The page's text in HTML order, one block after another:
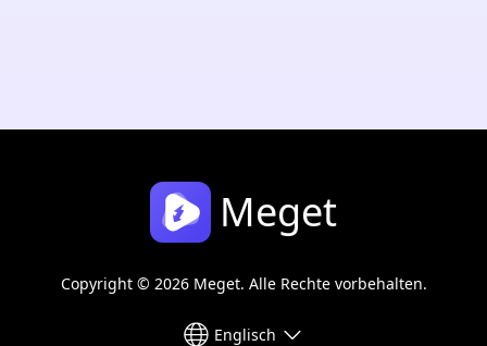
Meget
Copyright © 2026 Meget. Alle Rechte vorbehalten.
Englisch